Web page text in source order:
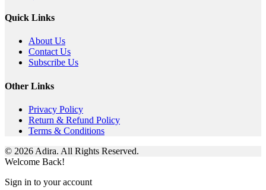
Quick Links
About Us
Contact Us
Subscribe Us
Other Links
Privacy Policy
Return & Refund Policy
Terms & Conditions
© 2026 Adira. All Rights Reserved.
Welcome Back!
Sign in to your account